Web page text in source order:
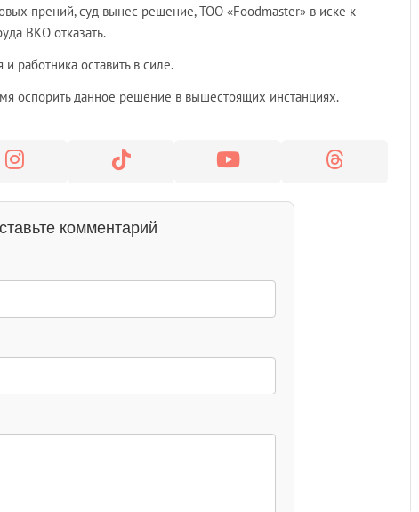
прений, суд вынес решение, ТОО «Foodmaster» в иске к
ВКО отказать.
работника оставить в силе.
оспорить данное решение в вышестоящих инстанциях.
комментарий